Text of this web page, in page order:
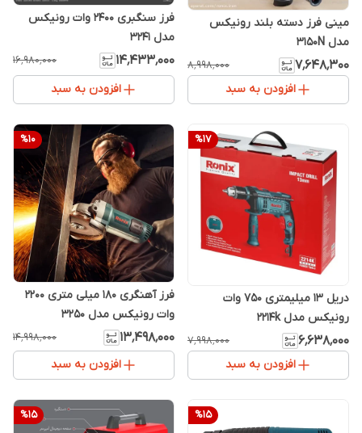
مینی فرز دسته بلند رونیکس
مدل 3150N
۷٬۶۴۸٬۳۰۰ ۸٬۹۹۸٬۰۰۰
افزودن به سبد
فرز سنگبری 2400 وات رونیکس
مدل 3241
۱۴٬۴۳۳٬۰۰۰ ۱۶٬۹۸۰٬۰۰۰
افزودن به سبد
%17
دریل 13 میلیمتری 750 وات
رونیکس مدل 2214k
۶٬۶۳۸٬۰۰۰ ۷٬۹۹۸٬۰۰۰
افزودن به سبد
%10
فرز آهنگری 180 میلی متری 2200
وات رونیکس مدل 3250
۱۳٬۴۹۸٬۰۰۰ ۱۴٬۹۹۸٬۰۰۰
افزودن به سبد
%15
%15